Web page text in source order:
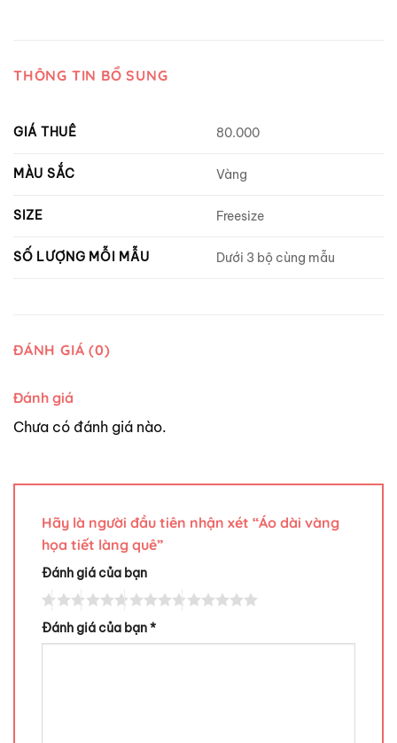
THÔNG TIN BỔ SUNG
GIÁ THUÊ 80.000
MÀU SẮC Vàng
SIZE Freesize
SỐ LƯỢNG MỖI MẪU Dưới 3 bộ cùng mẫu
ĐÁNH GIÁ (0)
Đánh giá
Chưa có đánh giá nào.
Hãy là người đầu tiên nhận xét “Áo dài vàng
họa tiết làng quê”
Đánh giá của bạn
Đánh giá của bạn*